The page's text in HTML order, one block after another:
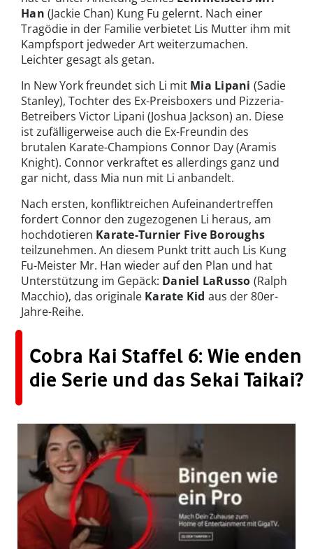
Han (Jackie Chan) Kung Fu gelernt. Nach einer
Tragödie in der Familie verbietet Lis Mutter ihm mit
Kampfsport jedweder Art weiterzumachen.
Leichter gesagt als getan.
In New York freundet sich Li mit Mia Lipani (Sadie
Stanley), Tochter des Ex-Preisboxers und Pizzeria-
Betreibers Victor Lipani (Joshua Jackson) an. Diese
ist zufälligerweise auch die Ex-Freundin des
brutalen Karate-Champions Connor Day (Aramis
Knight). Connor verkraftet es allerdings ganz und
gar nicht, dass Mia nun mit Li anbandelt.
Nach ersten, konfliktreichen Aufeinandertreffen
fordert Connor den zugezogenen Li heraus, am
hochdotieren Karate-Turnier Five Boroughs
teilzunehmen. An diesem Punkt tritt auch Lis Kung
Fu-Meister Mr. Han wieder auf den Plan und hat
Unterstützung im Gepäck: Daniel LaRusso (Ralph
Macchio), das originale Karate Kid aus der 80er-
Jahre-Reihe.
Cobra Kai Staffel 6: Wie enden
die Serie und das Sekai Taikai?